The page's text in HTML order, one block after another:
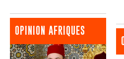
OPINION AFRIQUES